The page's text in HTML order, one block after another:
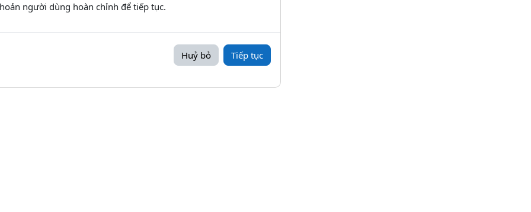
người dùng hoàn chỉnh để tiếp tục.
Huỷ bỏ Tiếp tục